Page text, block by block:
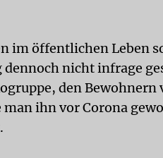
im öffentlichen Leben
dennoch nicht infrage
den Bewohnern
ihn vor Corona